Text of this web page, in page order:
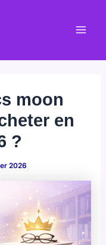
moon
en
?
2026